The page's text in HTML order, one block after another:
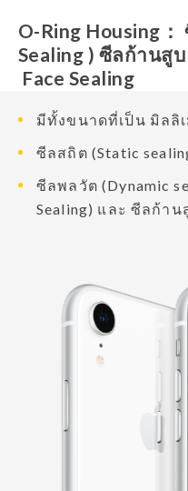
O-Ring Housing
Sealing ) ซีลก้านสู
Face Sealing
มีทั้งขนาดที่เป็น มิลลิ
ซีลสถิต (Static
ซีลพลวัต (Dynamic
Sealing) และ ซีลก้าน